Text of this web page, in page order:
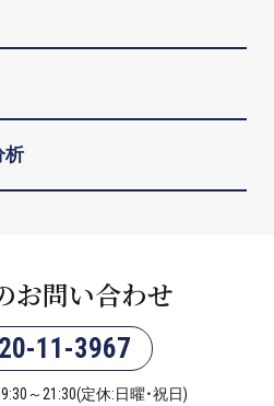
析
お問い合わせ
11-3967
～21:30(定休:日曜・祝日)